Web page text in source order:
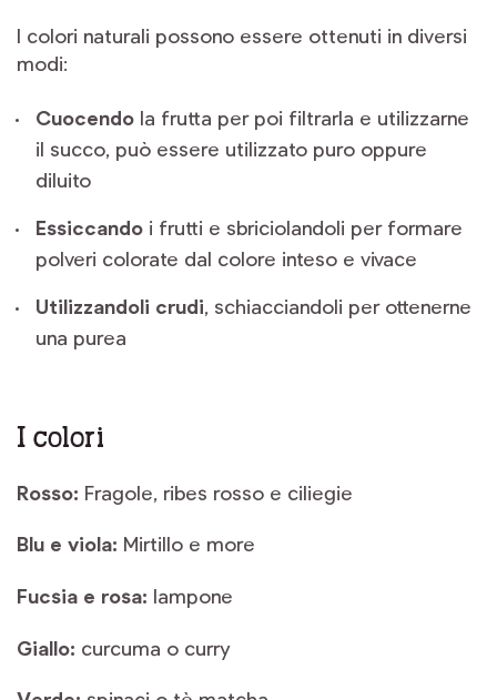
I colori naturali possono essere ottenuti in diversi
modi:
Cuocendo la frutta per poi filtrarla e utilizzarne
il succo, può essere utilizzato puro oppure
diluito
Essiccando i frutti e sbriciolandoli per formare
polveri colorate dal colore inteso e vivace
Utilizzandoli crudi, schiacciandoli per ottenerne
una purea
I colori
Rosso: Fragole, ribes rosso e ciliegie
Blu e viola: Mirtillo e more
Fucsia e rosa: lampone
Giallo: curcuma o curry